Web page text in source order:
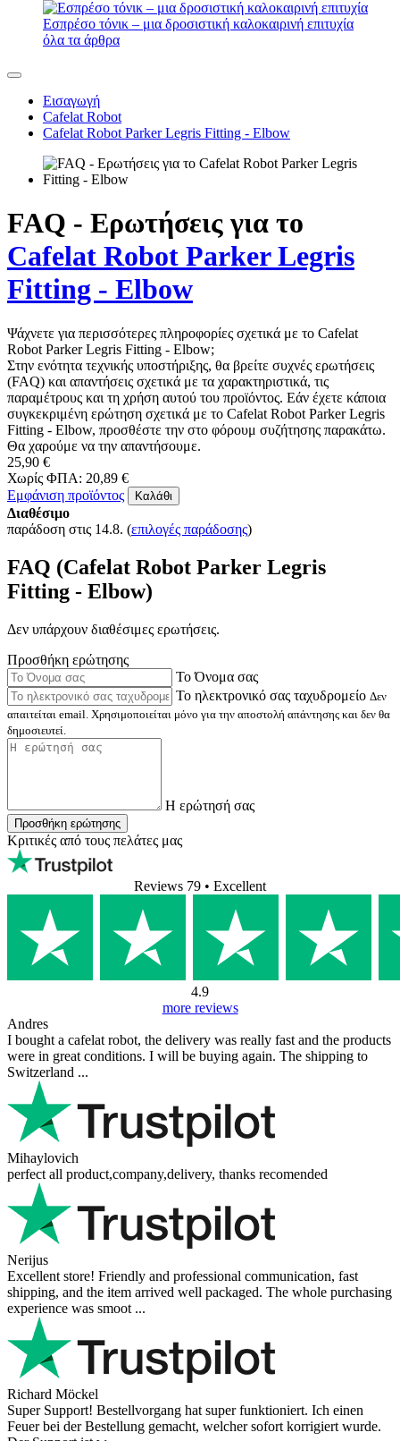
Εσπρέσο τόνικ – μια δροσιστική καλοκαιρινή επιτυχία
όλα τα άρθρα
Εισαγωγή
Cafelat Robot
Cafelat Robot Parker Legris Fitting - Elbow
FAQ - Ερωτήσεις για το
Cafelat Robot Parker Legris
Fitting - Elbow
Ψάχνετε για περισσότερες πληροφορίες σχετικά με το Cafelat
Robot Parker Legris Fitting - Elbow;
Στην ενότητα τεχνικής υποστήριξης, θα βρείτε συχνές ερωτήσεις
(FAQ) και απαντήσεις σχετικά με τα χαρακτηριστικά, τις
παραμέτρους και τη χρήση αυτού του προϊόντος. Εάν έχετε κάποια
συγκεκριμένη ερώτηση σχετικά με το Cafelat Robot Parker Legris
Fitting - Elbow, προσθέστε την στο φόρουμ συζήτησης παρακάτω.
Θα χαρούμε να την απαντήσουμε.
25,90 €
Χωρίς ΦΠΑ: 20,89 €
Εμφάνιση προϊόντος
Καλάθι
Διαθέσιμο
παράδοση στις 14.8. (επιλογές παράδοσης)
FAQ (Cafelat Robot Parker Legris
Fitting - Elbow)
Δεν υπάρχουν διαθέσιμες ερωτήσεις.
Προσθήκη ερώτησης
Το Όνομα σας
Το ηλεκτρονικό σας ταχυδρομείο Δεν
απαιτείται email. Χρησιμοποιείται μόνο για την αποστολή απάντησης και δεν θα
δημοσιευτεί.
Η ερώτησή σας
Προσθήκη ερώτησης
Κριτικές από τους πελάτες μας
Reviews 79 • Excellent
4.9
more reviews
Andres
I bought a cafelat robot, the delivery was really fast and the products
were in great conditions. I will be buying again. The shipping to
Switzerland ...
Mihaylovich
perfect all product,company,delivery, thanks recomended
Nerijus
Excellent store! Friendly and professional communication, fast
shipping, and the item arrived well packaged. The whole purchasing
experience was smoot ...
Richard Möckel
Super Support! Bestellvorgang hat super funktioniert. Ich einen
Feuer bei der Bestellung gemacht, welcher sofort korrigiert wurde.